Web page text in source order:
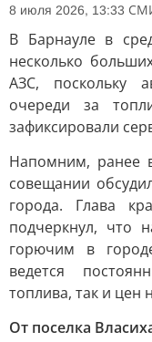
8 июля 2026, 13:33
В Барнауле в
несколько
АЗС, поскольку
очереди за
зафиксировали
Напомним, ранее
совещании
города. Глава
подчеркнул, что
горючим в
ведется
топлива, так и цен
От поселка